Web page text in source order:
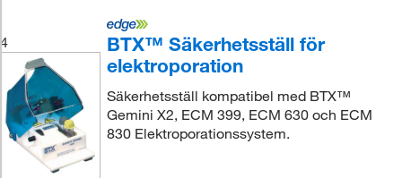
4
BTX™ Säkerhetsställ för
elektroporation
Säkerhetsställ kompatibel med BTX™
Gemini X2, ECM 399, ECM 630 och ECM
830 Elektroporationssystem.